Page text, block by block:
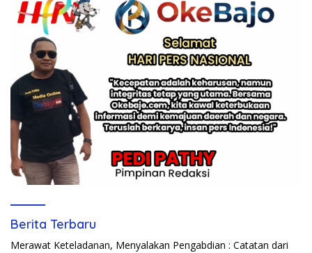
Berita Terbaru
Merawat Keteladanan, Menyalakan Pengabdian : Catatan dari